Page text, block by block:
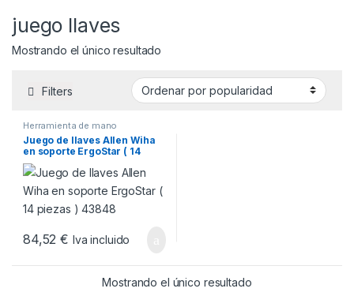
juego llaves
Mostrando el único resultado
Filters
Herramienta de mano
Juego de llaves Allen Wiha
en soporte ErgoStar ( 14
piezas ) 43848
84,52€ Iva incluido
Mostrando el único resultado